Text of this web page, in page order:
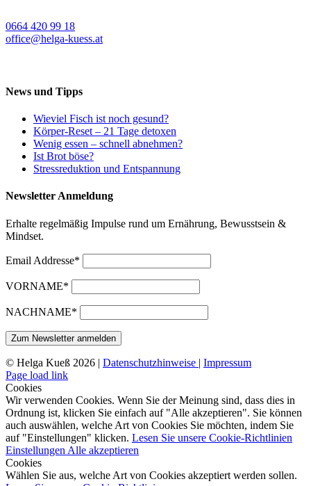
0664 420 99 18
office@helga-kuess.at
News und Tipps
Wieviel Fisch ist noch gesund?
Körper-Reset – 21 Tage detoxen
Wenig essen – schnell abnehmen?
Ist Brot böse?
Stressreduktion und Entspannung
Newsletter Anmeldung
Erhalte regelmäßig Impulse rund um Ernährung, Bewusstsein &
Mindset.
Email Addresse*
VORNAME*
NACHNAME*
© Helga Kueß 2026 | Datenschutzhinweise | Impressum
Page load link
Cookies
Wir verwenden Cookies. Wenn Sie der Meinung sind, dass dies in
Ordnung ist, klicken Sie einfach auf "Alle akzeptieren". Sie können
auch auswählen, welche Art von Cookies Sie möchten, indem Sie
auf "Einstellungen" klicken. Lesen Sie unsere Cookie-Richtlinien
Einstellungen Alle akzeptieren
Cookies
Wählen Sie aus, welche Art von Cookies akzeptiert werden sollen.